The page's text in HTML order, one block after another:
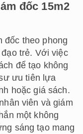
đốc 15m2
đốc theo phong
trẻ. Với việc
để tạo không
ưu tiên lựa
hoặc giá sách.
viên và giám
một không
sáng tạo mang